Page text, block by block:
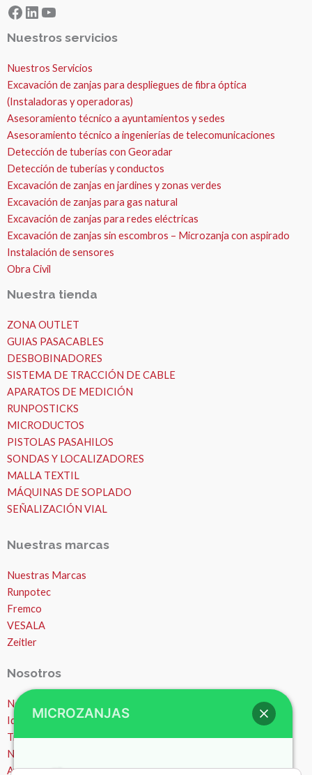
Facebook
LinkedIn
YouTube
Nuestros servicios
Nuestros Servicios
Excavación de zanjas para despliegues de fibra óptica
(Instaladoras y operadoras)
Asesoramiento técnico a ayuntamientos y sedes
Asesoramiento técnico a ingenierías de telecomunicaciones
Detección de tuberías con Georadar
Detección de tuberías y conductos
Excavación de zanjas en jardines y zonas verdes
Excavación de zanjas para gas natural
Excavación de zanjas para redes eléctricas
Excavación de zanjas sin escombros – Microzanja con aspirado
Instalación de sensores
Obra Civil
Nuestra tienda
ZONA OUTLET
GUIAS PASACABLES
DESBOBINADORES
SISTEMA DE TRACCIÓN DE CABLE
APARATOS DE MEDICIÓN
RUNPOSTICKS
MICRODUCTOS
PISTOLAS PASAHILOS
SONDAS Y LOCALIZADORES
MALLA TEXTIL
MÁQUINAS DE SOPLADO
SEÑALIZACIÓN VIAL
Nuestras marcas
Nuestras Marcas
Runpotec
Fremco
VESALA
Zeitler
Nosotros
Nosotros
Ideas y consejos
Trabajos
Noticias
Ayuda – Preguntas Frecuentes (FAQ)
MICROZANJAS
Hola , bienvenido a Microzanjas